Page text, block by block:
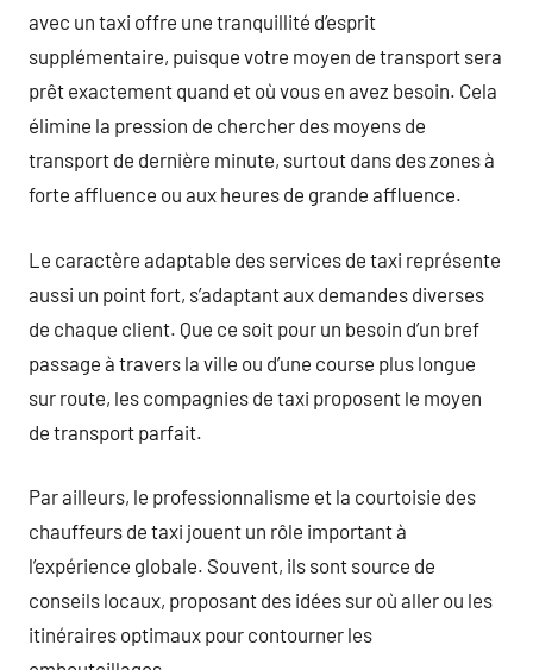
avec un taxi offre une tranquillité d’esprit
supplémentaire, puisque votre moyen de transport sera
prêt exactement quand et où vous en avez besoin. Cela
élimine la pression de chercher des moyens de
transport de dernière minute, surtout dans des zones à
forte affluence ou aux heures de grande affluence.
Le caractère adaptable des services de taxi représente
aussi un point fort, s’adaptant aux demandes diverses
de chaque client. Que ce soit pour un besoin d’un bref
passage à travers la ville ou d’une course plus longue
sur route, les compagnies de taxi proposent le moyen
de transport parfait.
Par ailleurs, le professionnalisme et la courtoisie des
chauffeurs de taxi jouent un rôle important à
l’expérience globale. Souvent, ils sont source de
conseils locaux, proposant des idées sur où aller ou les
itinéraires optimaux pour contourner les